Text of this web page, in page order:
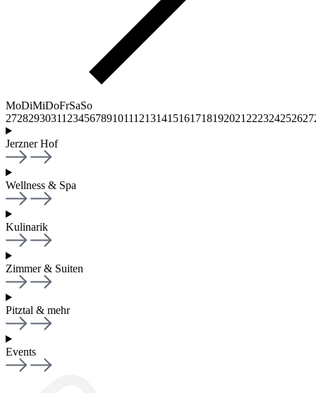
MoDiMiDoFrSaSo
27282930311 23456789101112131415161718192021 222324252627
Jerzner Hof
Wellness & Spa
Kulinarik
Zimmer & Suiten
Pitztal & mehr
Events